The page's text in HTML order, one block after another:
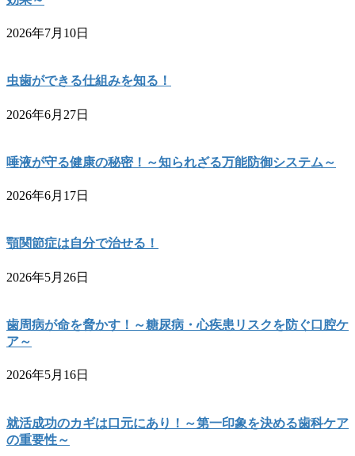
2026年7月10日
虫歯ができる仕組みを知る！
2026年6月27日
唾液が守る健康の秘密！～知られざる万能防御システム～
2026年6月17日
顎関節症は自分で治せる！
2026年5月26日
歯周病が命を脅かす！～糖尿病・心疾患リスクを防ぐ口腔ケ
ア～
2026年5月16日
就活成功のカギは口元にあり！～第一印象を決める歯科ケア
の重要性～